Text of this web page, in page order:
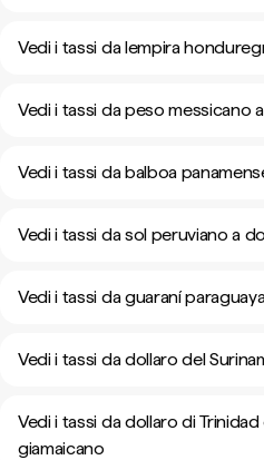
Vedi i tassi da lempira
Vedi i tassi da peso messicano
Vedi i tassi da balboa
Vedi i tassi da sol peruviano a
Vedi i tassi da guaraní
Vedi i tassi da dollaro del
Vedi i tassi da dollaro di
giamaicano